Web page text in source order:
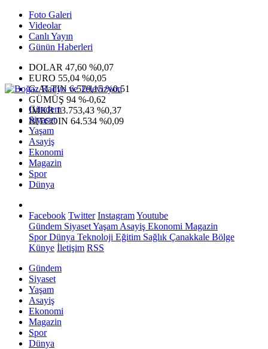
Foto Galeri
Videolar
Canlı Yayın
Günün Haberleri
DOLAR 47,60 %0,07
EURO 55,04 %0,05
G.ALTIN6.529,15 %0,51
GÜMÜŞ 94 %-0,62
IMKB13.753,43 %0,37
BITCOIN 64.534 %0,09
Gündem
Siyaset
Yaşam
Asayiş
Ekonomi
Magazin
Spor
Dünya
Facebook Twitter InstagramYoutube
Gündem SiyasetYaşam Asayiş Ekonomi Magazin
SporDünya Teknoloji Eğitim Sağlık Çanakkale Bölge
Künye İletişim RSS
Gündem
Siyaset
Yaşam
Asayiş
Ekonomi
Magazin
Spor
Dünya